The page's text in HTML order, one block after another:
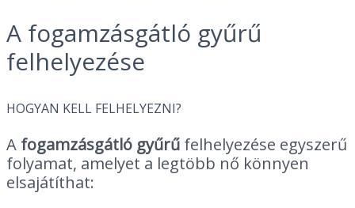
A fogamzásgátló gyűrű
felhelyezése
HOGYAN KELL FELHELYEZNI?
A fogamzásgátló gyűrű felhelyezése egyszerű
folyamat, amelyet a legtöbb nő könnyen
elsajátíthat: